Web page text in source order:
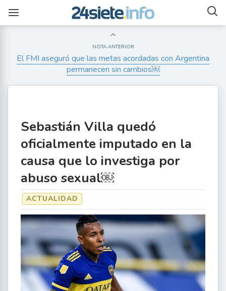
NOTA ANTERIOR
El FMI aseguró que las metas acordadas con Argentina
permanecen sin cambios￼
Sebastián Villa quedó
oficialmente imputado en la
causa que lo investiga por
abuso sexual￼
ACTUALIDAD